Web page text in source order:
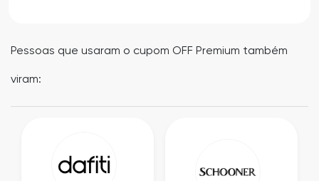
Pessoas que usaram o cupom OFF Premium também
viram: